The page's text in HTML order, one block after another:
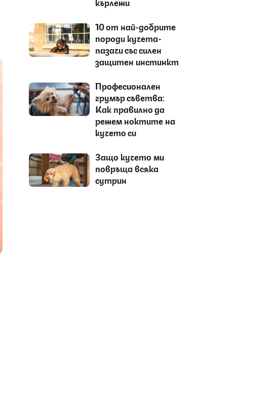
10 от най-добрите
породи кучета-
пазачи със силен
защитен инстинкт
Професионален
грумър съветва:
Как правилно да
режем ноктите на
кучето си
Защо кучето ми
повръща всяка
сутрин